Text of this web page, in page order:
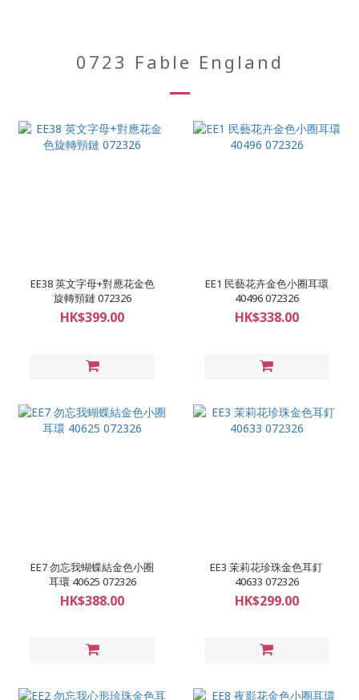
0723 Fable England
EE38 英文字母+對應花金色
旋轉頸鏈 072326
HK$399.00
EE1 民藝花卉金色小圈耳環
40496 072326
HK$338.00
EE7 勿忘我蝴蝶結金色小圈
耳環 40625 072326
HK$388.00
EE3 茉莉花珍珠金色耳釘
40633 072326
HK$299.00